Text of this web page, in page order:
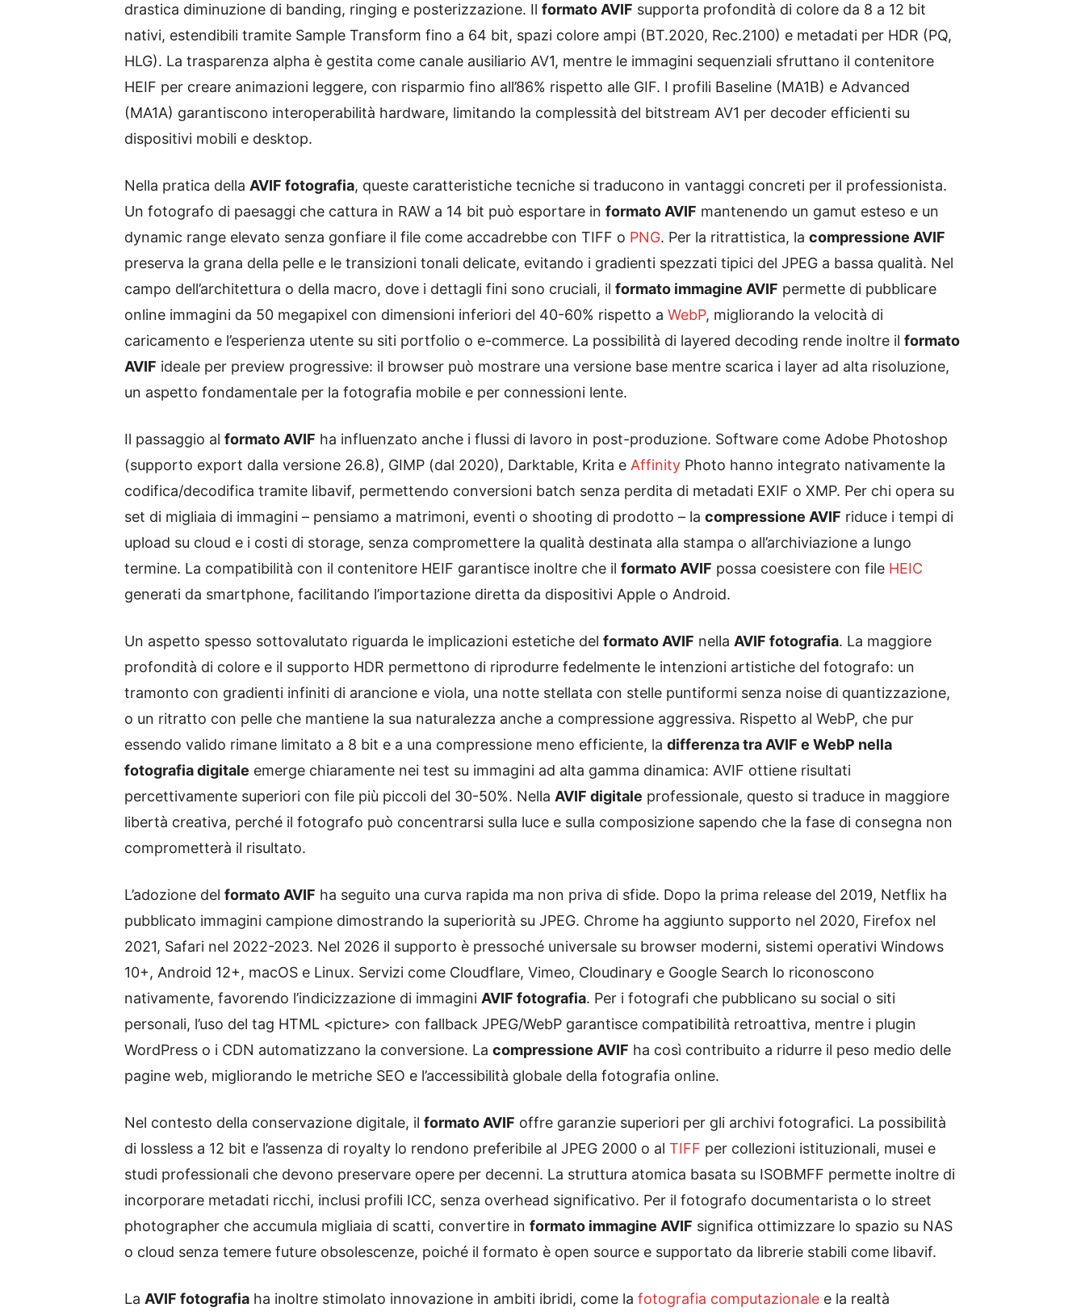
drastica diminuzione di banding, ringing e posterizzazione. Il formato AVIF supporta profondità di colore da 8 a 12 bit
nativi, estendibili tramite Sample Transform fino a 64 bit, spazi colore ampi (BT.2020, Rec.2100) e metadati per HDR (PQ,
HLG). La trasparenza alpha è gestita come canale ausiliario AV1, mentre le immagini sequenziali sfruttano il contenitore
HEIF per creare animazioni leggere, con risparmio fino all’86% rispetto alle GIF. I profili Baseline (MA1B) e Advanced
(MA1A) garantiscono interoperabilità hardware, limitando la complessità del bitstream AV1 per decoder efficienti su
dispositivi mobili e desktop.
Nella pratica della AVIF fotografia, queste caratteristiche tecniche si traducono in vantaggi concreti per il professionista.
Un fotografo di paesaggi che cattura in RAW a 14 bit può esportare in formato AVIF mantenendo un gamut esteso e un
dynamic range elevato senza gonfiare il file come accadrebbe con TIFF o PNG. Per la ritrattistica, la compressione AVIF
preserva la grana della pelle e le transizioni tonali delicate, evitando i gradienti spezzati tipici del JPEG a bassa qualità. Nel
campo dell’architettura o della macro, dove i dettagli fini sono cruciali, il formato immagine AVIF permette di pubblicare
online immagini da 50 megapixel con dimensioni inferiori del 40-60% rispetto a WebP, migliorando la velocità di
caricamento e l’esperienza utente su siti portfolio o e-commerce. La possibilità di layered decoding rende inoltre il formato
AVIF ideale per preview progressive: il browser può mostrare una versione base mentre scarica i layer ad alta risoluzione,
un aspetto fondamentale per la fotografia mobile e per connessioni lente.
Il passaggio al formato AVIF ha influenzato anche i flussi di lavoro in post-produzione. Software come Adobe Photoshop
(supporto export dalla versione 26.8), GIMP (dal 2020), Darktable, Krita e Affinity Photo hanno integrato nativamente la
codifica/decodifica tramite libavif, permettendo conversioni batch senza perdita di metadati EXIF o XMP. Per chi opera su
set di migliaia di immagini – pensiamo a matrimoni, eventi o shooting di prodotto – la compressione AVIF riduce i tempi di
upload su cloud e i costi di storage, senza compromettere la qualità destinata alla stampa o all’archiviazione a lungo
termine. La compatibilità con il contenitore HEIF garantisce inoltre che il formato AVIF possa coesistere con file HEIC
generati da smartphone, facilitando l’importazione diretta da dispositivi Apple o Android.
Un aspetto spesso sottovalutato riguarda le implicazioni estetiche del formato AVIF nella AVIF fotografia. La maggiore
profondità di colore e il supporto HDR permettono di riprodurre fedelmente le intenzioni artistiche del fotografo: un
tramonto con gradienti infiniti di arancione e viola, una notte stellata con stelle puntiformi senza noise di quantizzazione,
o un ritratto con pelle che mantiene la sua naturalezza anche a compressione aggressiva. Rispetto al WebP, che pur
essendo valido rimane limitato a 8 bit e a una compressione meno efficiente, la differenza tra AVIF e WebP nella
fotografia digitale emerge chiaramente nei test su immagini ad alta gamma dinamica: AVIF ottiene risultati
percettivamente superiori con file più piccoli del 30-50%. Nella AVIF digitale professionale, questo si traduce in maggiore
libertà creativa, perché il fotografo può concentrarsi sulla luce e sulla composizione sapendo che la fase di consegna non
comprometterà il risultato.
L’adozione del formato AVIF ha seguito una curva rapida ma non priva di sfide. Dopo la prima release del 2019, Netflix ha
pubblicato immagini campione dimostrando la superiorità su JPEG. Chrome ha aggiunto supporto nel 2020, Firefox nel
2021, Safari nel 2022-2023. Nel 2026 il supporto è pressoché universale su browser moderni, sistemi operativi Windows
10+, Android 12+, macOS e Linux. Servizi come Cloudflare, Vimeo, Cloudinary e Google Search lo riconoscono
nativamente, favorendo l’indicizzazione di immagini AVIF fotografia. Per i fotografi che pubblicano su social o siti
personali, l’uso del tag HTML <picture> con fallback JPEG/WebP garantisce compatibilità retroattiva, mentre i plugin
WordPress o i CDN automatizzano la conversione. La compressione AVIF ha così contribuito a ridurre il peso medio delle
pagine web, migliorando le metriche SEO e l’accessibilità globale della fotografia online.
Nel contesto della conservazione digitale, il formato AVIF offre garanzie superiori per gli archivi fotografici. La possibilità
di lossless a 12 bit e l’assenza di royalty lo rendono preferibile al JPEG 2000 o al TIFF per collezioni istituzionali, musei e
studi professionali che devono preservare opere per decenni. La struttura atomica basata su ISOBMFF permette inoltre di
incorporare metadati ricchi, inclusi profili ICC, senza overhead significativo. Per il fotografo documentarista o lo street
photographer che accumula migliaia di scatti, convertire in formato immagine AVIF significa ottimizzare lo spazio su NAS
o cloud senza temere future obsolescenze, poiché il formato è open source e supportato da librerie stabili come libavif.
La AVIF fotografia ha inoltre stimolato innovazione in ambiti ibridi, come la fotografia computazionale e la realtà